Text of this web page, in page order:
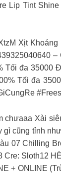
Lip Tint
Xịt
đa 35000
Tối đa
Xài
cũng tỉnh
07 Chilling
Cre: Sloth12
+ ONLINE